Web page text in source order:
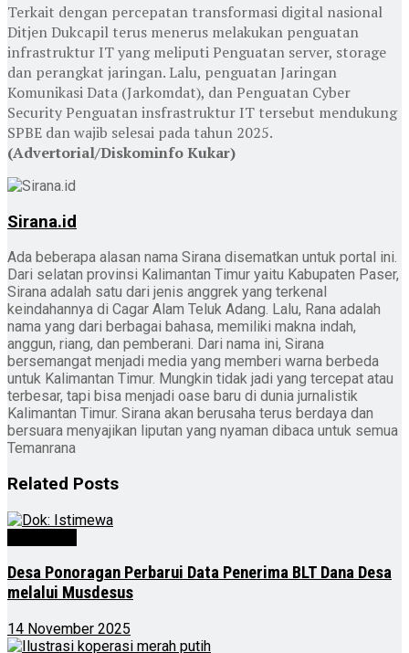
Terkait dengan percepatan transformasi digital nasional
Ditjen Dukcapil terus menerus melakukan penguatan
infrastruktur IT yang meliputi Penguatan server, storage
dan perangkat jaringan. Lalu, penguatan Jaringan
Komunikasi Data (Jarkomdat), dan Penguatan Cyber
Security Penguatan insfrastruktur IT tersebut mendukung
SPBE dan wajib selesai pada tahun 2025.
(Advertorial/Diskominfo Kukar)
Sirana.id
Ada beberapa alasan nama Sirana disematkan untuk portal ini.
Dari selatan provinsi Kalimantan Timur yaitu Kabupaten Paser,
Sirana adalah satu dari jenis anggrek yang terkenal
keindahannya di Cagar Alam Teluk Adang. Lalu, Rana adalah
nama yang dari berbagai bahasa, memiliki makna indah,
anggun, riang, dan pemberani. Dari nama ini, Sirana
bersemangat menjadi media yang memberi warna berbeda
untuk Kalimantan Timur. Mungkin tidak jadi yang tercepat atau
terbesar, tapi bisa menjadi oase baru di dunia jurnalistik
Kalimantan Timur. Sirana akan berusaha terus berdaya dan
bersuara menyajikan liputan yang nyaman dibaca untuk semua
Temanrana
Related Posts
Desa Ponoragan Perbarui Data Penerima BLT Dana Desa
melalui Musdesus
14 November 2025